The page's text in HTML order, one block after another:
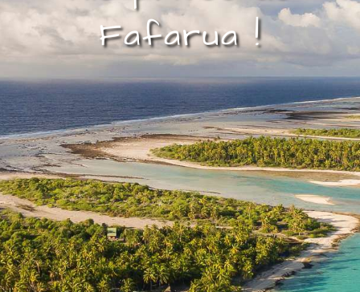
Fafarua !